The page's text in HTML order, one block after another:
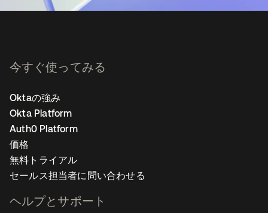
今すぐ使ってみる
Oktaの強み
Okta Platform
Auth0 Platform
価格
無料トライアル
セールス担当者に問い合わせる
ヘルプとサポート